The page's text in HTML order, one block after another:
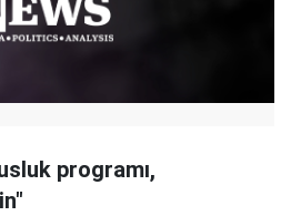
programı,